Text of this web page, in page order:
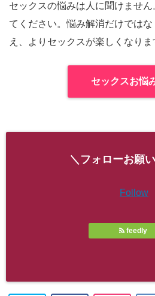
セックスの悩みは人に聞けませ
てください。悩み解消だけでは
え、よりセックスが楽しくなりま
セックスお悩
＼フォローお願
Follow
feedly